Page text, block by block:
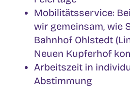
Mobilitätsservice:
wir gemeinsam, wie
Bahnhof Ohlstedt
Neuen Kupferhof
Arbeitszeit in
Abstimmung